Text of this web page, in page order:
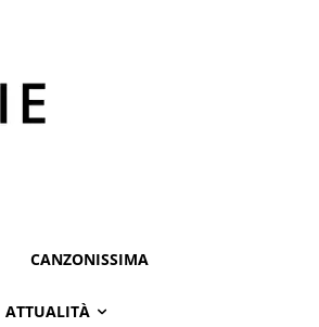
CANZONISSIMA
ATTUALITÀ